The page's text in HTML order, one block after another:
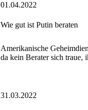
01.04.2022
Wie gut ist Putin beraten
Amerikanische
da kein Berater sich traue,
31.03.2022